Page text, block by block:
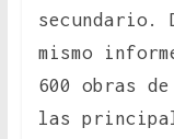
secundario.
mismo
600 obras
las